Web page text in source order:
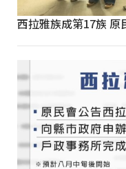
西拉雅族成第17族 原